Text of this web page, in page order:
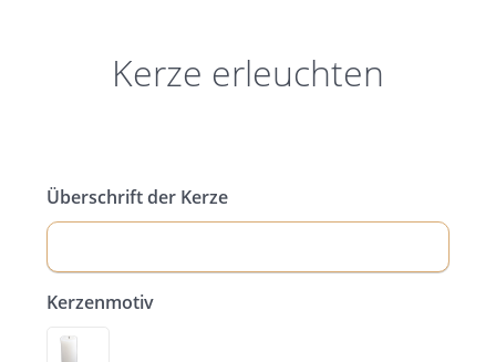
Kerze erleuchten
Überschrift der Kerze
Kerzenmotiv